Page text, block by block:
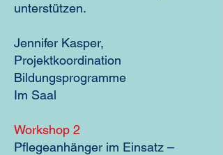
unterstützen.
Jennifer Kasper,
Projektkoordination
Bildungsprogramme
Im Saal
Workshop 2
Pflegeanhänger im Einsatz –